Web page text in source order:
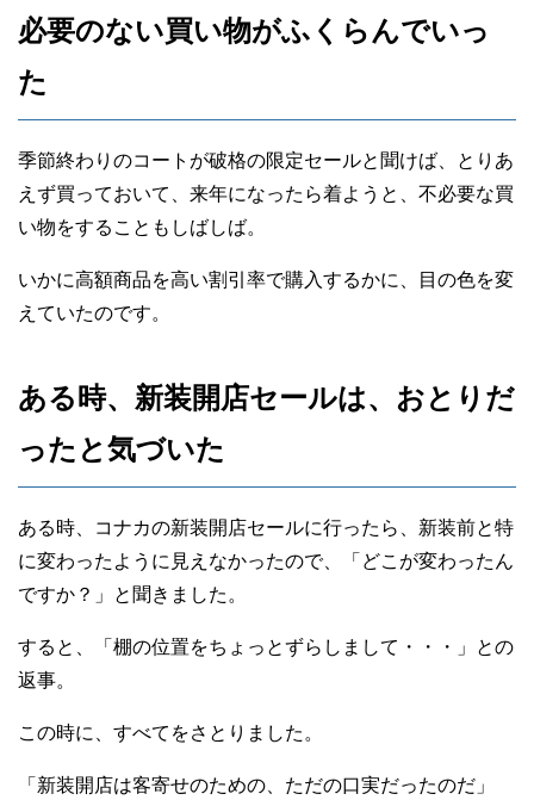
必要のない買い物がふくらんでいっ
た
季節終わりのコートが破格の限定セールと聞けば、とりあ
えず買っておいて、来年になったら着ようと、不必要な買
い物をすることもしばしば。
いかに高額商品を高い割引率で購入するかに、目の色を変
えていたのです。
ある時、新装開店セールは、おとりだ
ったと気づいた
ある時、コナカの新装開店セールに行ったら、新装前と特
に変わったように見えなかったので、「どこが変わったん
ですか？」と聞きました。
すると、「棚の位置をちょっとずらしまして・・・」との
返事。
この時に、すべてをさとりました。
「新装開店は客寄せのための、ただの口実だったのだ」